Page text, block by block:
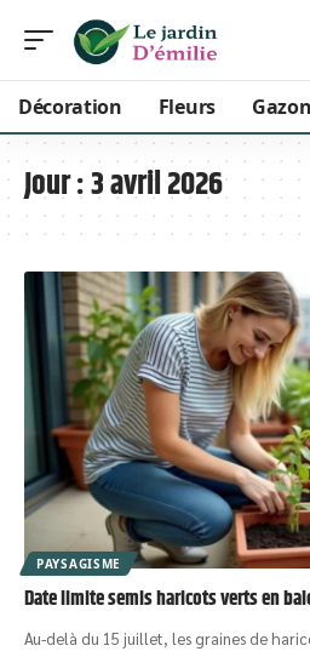
Décoration Fleurs Gazon
Jour :3 avril 2026
PAYSAGISME
Date limite semis haricots verts en
Au-delà du 15 juillet, les graines de